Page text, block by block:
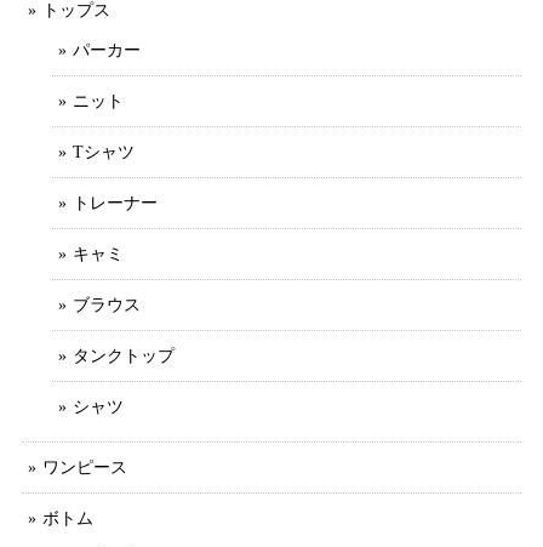
トップス
パーカー
ニット
Tシャツ
トレーナー
キャミ
ブラウス
タンクトップ
シャツ
ワンピース
ボトム